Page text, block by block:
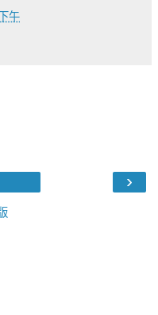
午
›